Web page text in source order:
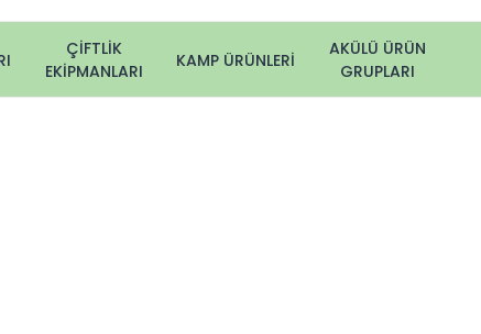
ÇİFTLİK
EKİPMANLARI
KAMP ÜRÜNLERİ
AKÜLÜ ÜRÜN
GRUPLARI